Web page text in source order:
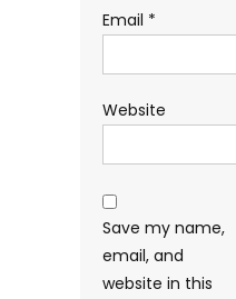
Email *
Website
Save my name,
email, and
website in this